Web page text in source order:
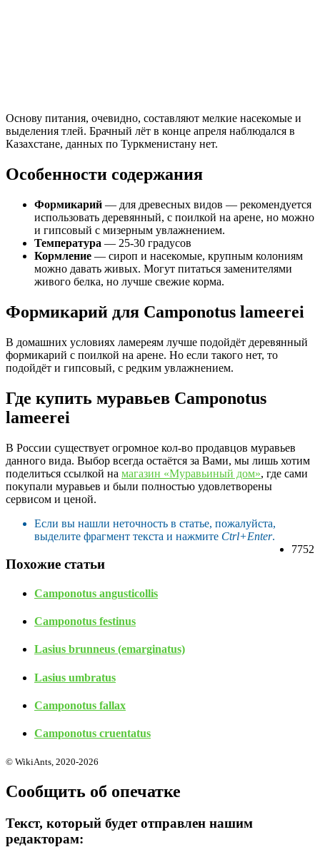
Основу питания, очевидно, составляют мелкие насекомые и
выделения тлей. Брачный лёт в конце апреля наблюдался в
Казахстане, данных по Туркменистану нет.
Особенности содержания
Формикарий — для древесных видов — рекомендуется
использовать деревянный, с поилкой на арене, но можно
и гипсовый с мизерным увлажнением.
Температура — 25-30 градусов
Кормление — сироп и насекомые, крупным колониям
можно давать живых. Могут питаться заменителями
живого белка, но лучше свежие корма.
Формикарий для Camponotus lameerei
В домашних условиях ламереям лучше подойдёт деревянный
формикарий с поилкой на арене. Но если такого нет, то
подойдёт и гипсовый, с редким увлажнением.
Где купить муравьев Camponotus
lameerei
В России существует огромное кол-во продавцов муравьев
данного вида. Выбор всегда остаётся за Вами, мы лишь хотим
поделиться ссылкой на магазин «Муравьиный дом», где сами
покупали муравьев и были полностью удовлетворены
сервисом и ценой.
Если вы нашли неточность в статье, пожалуйста,
выделите фрагмент текста и нажмите Ctrl+Enter.
7752
Похожие статьи
Camponotus angusticollis
Camponotus festinus
Lasius brunneus (emarginatus)
Lasius umbratus
Camponotus fallax
Camponotus cruentatus
© WikiAnts, 2020-2026
Сообщить об опечатке
Текст, который будет отправлен нашим
редакторам: